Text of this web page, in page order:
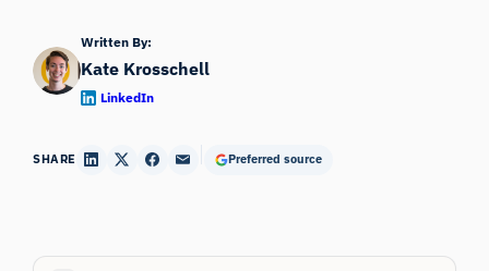
Written By:
Kate Krosschell
LinkedIn
SHARE Preferred source